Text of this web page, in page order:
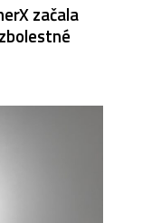
začala